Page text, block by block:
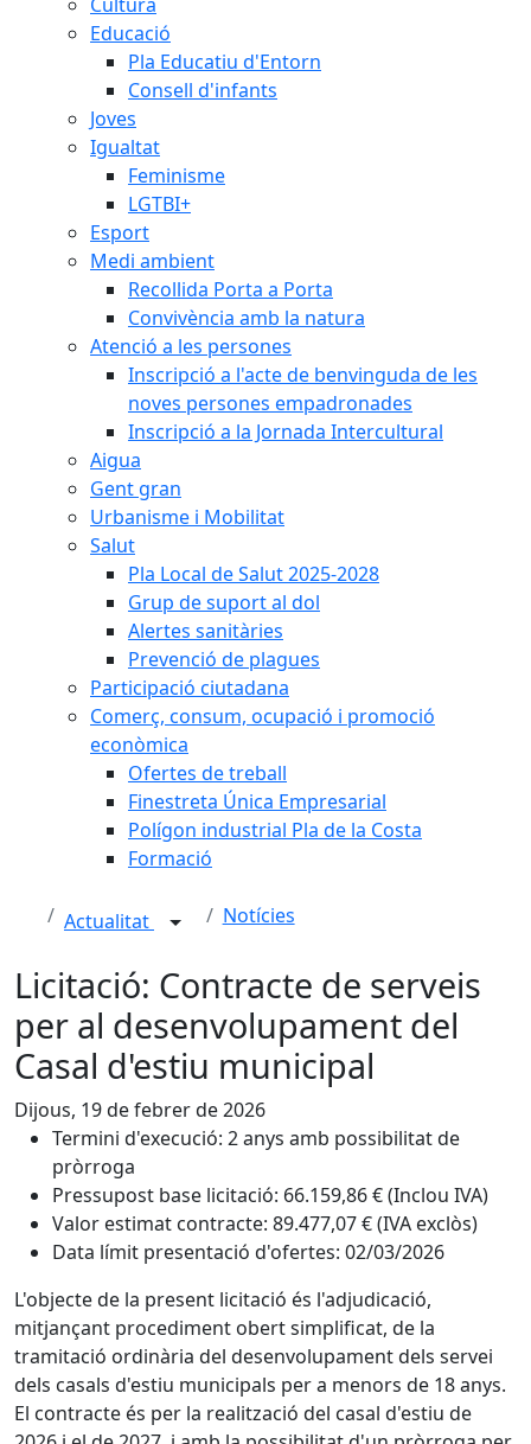
Educació
Pla Educatiu d'Entorn
Consell d'infants
Joves
Igualtat
Feminisme
LGTBI+
Esport
Medi ambient
Recollida Porta a Porta
Convivència amb la natura
Atenció a les persones
Inscripció a l'acte de benvinguda de les
noves persones empadronades
Inscripció a la Jornada Intercultural
Aigua
Gent gran
Urbanisme i Mobilitat
Salut
Pla Local de Salut 2025-2028
Grup de suport al dol
Alertes sanitàries
Prevenció de plagues
Participació ciutadana
Comerç, consum, ocupació i promoció
econòmica
Ofertes de treball
Finestreta Única Empresarial
Polígon industrial Pla de la Costa
Formació
Actualitat Notícies
Licitació: Contracte de serveis
per al desenvolupament del
Casal d'estiu municipal
Dijous, 19 de febrer de 2026
Termini d'execució: 2 anys amb possibilitat de
pròrroga
Pressupost base licitació: 66.159,86 € (Inclou IVA)
Valor estimat contracte: 89.477,07 € (IVA exclòs)
Data límit presentació d'ofertes: 02/03/2026
L'objecte de la present licitació és l'adjudicació,
mitjançant procediment obert simplificat, de la
tramitació ordinària del desenvolupament dels servei
dels casals d'estiu municipals per a menors de 18 anys.
El contracte és per la realització del casal d'estiu de